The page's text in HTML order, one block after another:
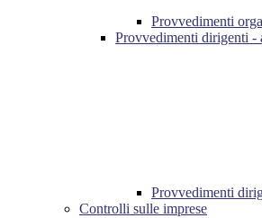
Provvedimenti
Provvedimenti dirigenti -
Provvedimenti
Controlli sulle imprese